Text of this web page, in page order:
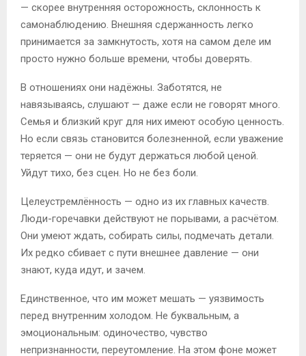
— скорее внутренняя осторожность, склонность к
самонаблюдению. Внешняя сдержанность легко
принимается за замкнутость, хотя на самом деле им
просто нужно больше времени, чтобы доверять.
В отношениях они надёжны. Заботятся, не
навязываясь, слушают — даже если не говорят много.
Семья и близкий круг для них имеют особую ценность.
Но если связь становится болезненной, если уважение
теряется — они не будут держаться любой ценой.
Уйдут тихо, без сцен. Но не без боли.
Целеустремлённость — одно из их главных качеств.
Люди-горечавки действуют не порывами, а расчётом.
Они умеют ждать, собирать силы, подмечать детали.
Их редко сбивает с пути внешнее давление — они
знают, куда идут, и зачем.
Единственное, что им может мешать — уязвимость
перед внутренним холодом. Не буквальным, а
эмоциональным: одиночество, чувство
непризнанности, переутомление. На этом фоне может